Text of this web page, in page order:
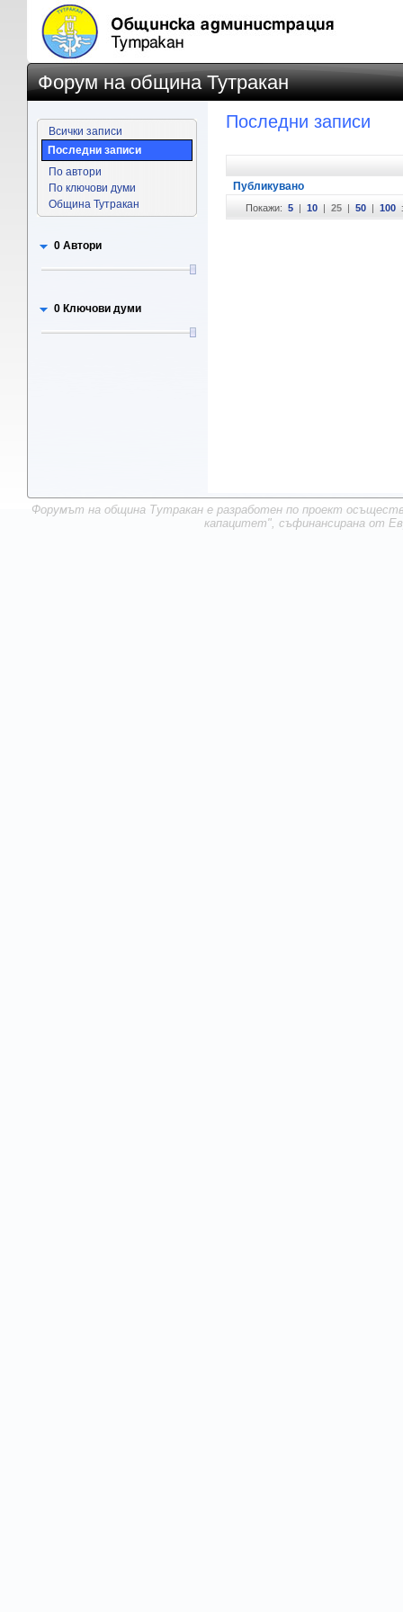
Форум на община Тутракан
Всички записи
Последни записи
По автори
По ключови думи
Община Тутракан
0 Автори
0 Ключови думи
Последни записи
Публикувано
Покажи: 5 | 10 | 25 | 50 | 100
Форумът на община Тутракан е разработен по проект
капацитет", съфинансирана от